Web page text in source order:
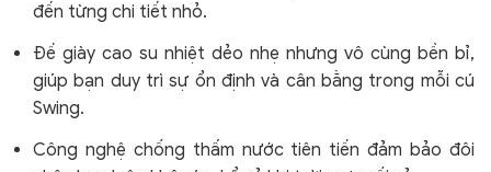
đến từng chi tiết nhỏ.
Đế giày cao su nhiệt dẻo nhẹ nhưng vô cùng bền bỉ,
giúp bạn duy trì sự ổn định và cân bằng trong mỗi cú
Swing.
Công nghệ chống thấm nước tiên tiến đảm bảo đôi